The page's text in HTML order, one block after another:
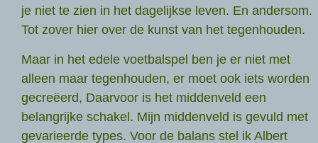
je niet te zien in het dagelijkse leven. En andersom.
Tot zover hier over de kunst van het tegenhouden.
Maar in het edele voetbalspel ben je er niet met
alleen maar tegenhouden, er moet ook iets worden
gecreëerd, Daarvoor is het middenveld een
belangrijke schakel. Mijn middenveld is gevuld met
gevarieerde types. Voor de balans stel ik Albert